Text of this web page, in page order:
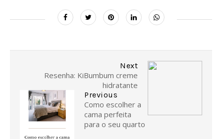
Next
Resenha: KiBumbum creme
hidratante
Previous
Como escolher a
cama perfeita
para o seu quarto